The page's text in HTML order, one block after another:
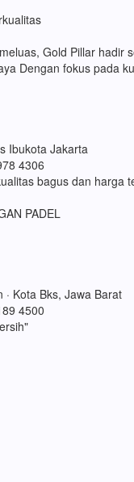
Gold Pillar hadir
Dengan fokus pada
Ibukota Jakarta
4306
bagus dan harga
PADEL
Kota Bks, Jawa Barat
4500